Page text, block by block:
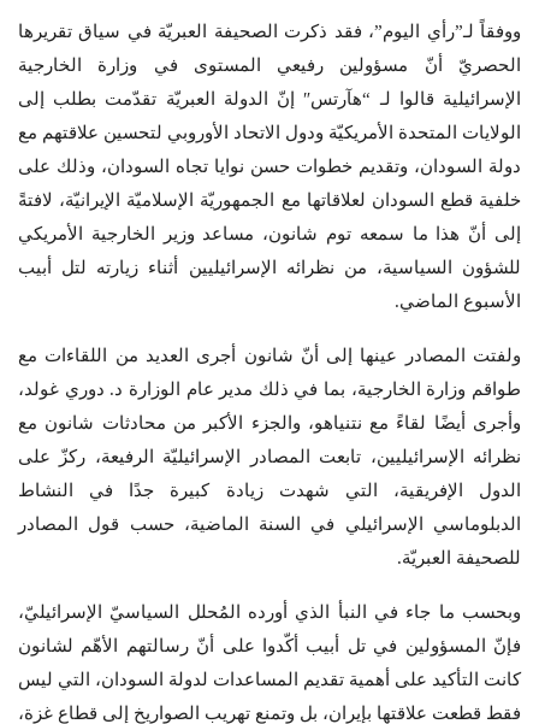
ووفقاً لـ”رأي اليوم”، فقد ذكرت الصحيفة العبريّة في سياق تقريرها
الحصريّ أنّ مسؤولين رفيعي المستوى في وزارة الخارجية
الإسرائيلية قالوا لـ “هآرتس″ إنّ الدولة العبريّة تقدّمت بطلب إلى
الولايات المتحدة الأمريكيّة ودول الاتحاد الأوروبي لتحسين علاقتهم مع
دولة السودان، وتقديم خطوات حسن نوايا تجاه السودان، وذلك على
خلفية قطع السودان لعلاقاتها مع الجمهوريّة الإسلاميّة الإيرانيّة، لافتةً
إلى أنّ هذا ما سمعه توم شانون، مساعد وزير الخارجية الأمريكي
للشؤون السياسية، من نظرائه الإسرائيليين أثناء زيارته لتل أبيب
الأسبوع الماضي.
ولفتت المصادر عينها إلى أنّ شانون أجرى العديد من اللقاءات مع
طواقم وزارة الخارجية، بما في ذلك مدير عام الوزارة د. دوري غولد،
وأجرى أيضًا لقاءً مع نتنياهو، والجزء الأكبر من محادثات شانون مع
نظرائه الإسرائيليين، تابعت المصادر الإسرائيليّة الرفيعة، ركزّ على
الدول الإفريقية، التي شهدت زيادة كبيرة جدًا في النشاط
الدبلوماسي الإسرائيلي في السنة الماضية، حسب قول المصادر
للصحيفة العبريّة.
وبحسب ما جاء في النبأ الذي أورده المُحلل السياسيّ الإسرائيليّ،
فإنّ المسؤولين في تل أبيب أكّدوا على أنّ رسالتهم الأهّم لشانون
كانت التأكيد على أهمية تقديم المساعدات لدولة السودان، التي ليس
فقط قطعت علاقتها بإيران، بل وتمنع تهريب الصواريخ إلى قطاع غزة،